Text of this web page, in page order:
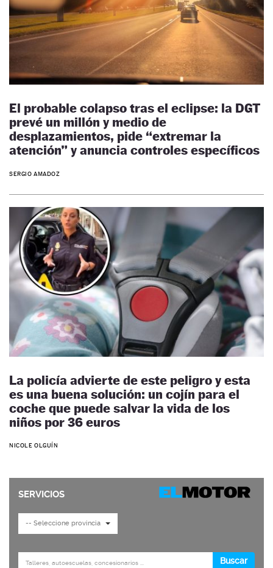
El probable colapso tras el eclipse: la DGT
prevé un millón y medio de
desplazamientos, pide “extremar la
atención” y anuncia controles específicos
SERGIO AMADOZ
La policía advierte de este peligro y esta
es una buena solución: un cojín para el
coche que puede salvar la vida de los
niños por 36 euros
NICOLE OLGUÍN